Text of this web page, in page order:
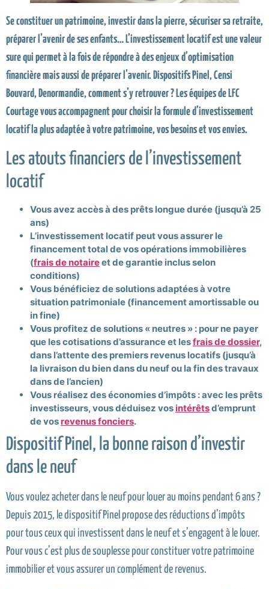
Se constituer un patrimoine, investir dans la pierre, sécuriser sa retraite,
préparer l’avenir de ses enfants… L’investissement locatif est une valeur
sure qui permet à la fois de répondre à des enjeux d’optimisation
financière mais aussi de préparer l’avenir. Dispositifs Pinel, Censi
Bouvard, Denormandie, comment s’y retrouver ? Les équipes de LFC
Courtage vous accompagnent pour choisir la formule d’investissement
locatif la plus adaptée à votre patrimoine, vos besoins et vos envies.
Les atouts financiers de l’investissement
locatif
Vous avez accès à des prêts longue durée (jusqu’à 25
ans)
L’investissement locatif peut vous assurer le
financement total de vos opérations immobilières
(frais de notaireet de garantie inclus selon
conditions)
Vous bénéficiez de solutions adaptées à votre
situation patrimoniale (financement amortissable ou
in fine)
Vous profitez de solutions « neutres » : pour ne payer
que les cotisations d’assurance et lesfrais de dossier,
dans l’attente des premiers revenus locatifs (jusqu’à
la livraison du bien dans du neuf ou la fin des travaux
dans de l’ancien)
Vous réalisez des économies d’impôts : avec les prêts
investisseurs, vous déduisez vos intérêtsd’emprunt
de vos revenus fonciers.
Dispositif Pinel, la bonne raison d’investir
dans le neuf
Vous voulez acheter dans le neuf pour louer au moins pendant 6 ans ?
Depuis 2015, le dispositif Pinel propose des réductions d’impôts
pour tous ceux qui investissent dans le neuf et s’engagent à le louer.
Pour vous c’est plus de souplesse pour constituer votre patrimoine
immobilier et vous assurer un complément de revenus.